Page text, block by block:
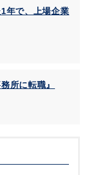
年で、上場企業
所に転職』